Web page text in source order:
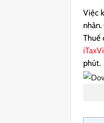
Việc
Thuế
phút.